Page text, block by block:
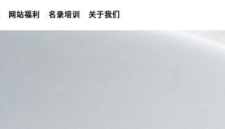
网站福利 名录培训 关于我们